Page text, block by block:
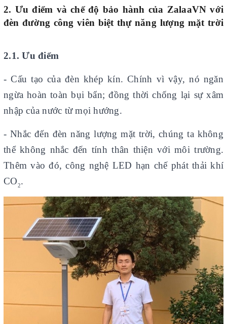
2. Ưu điểm và chế độ bảo hành của ZalaaVN với
đèn đường công viên biệt thự năng lượng mặt trời
2.1. Ưu điểm
- Cấu tạo của đèn khép kín. Chính vì vậy, nó ngăn
ngừa hoàn toàn bụi bẩn; đồng thời chống lại sự xâm
nhập của nước từ mọi hướng.
- Nhắc đến đèn năng lượng mặt trời, chúng ta không
thể không nhắc đến tính thân thiện với môi trường.
Thêm vào đó, công nghệ LED hạn chế phát thải khí
CO2.